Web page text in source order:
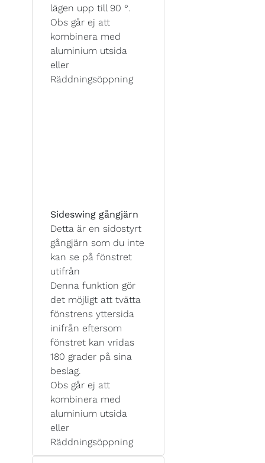
lägen upp till 90 °.
Obs går ej att
kombinera med
aluminium utsida
eller
Räddningsöppning
Sideswing gångjärn
Detta är en sidostyrt
gångjärn som du inte
kan se på fönstret
utifrån
Denna funktion gör
det möjligt att tvätta
fönstrens yttersida
inifrån eftersom
fönstret kan vridas
180 grader på sina
beslag.
Obs går ej att
kombinera med
aluminium utsida
eller
Räddningsöppning